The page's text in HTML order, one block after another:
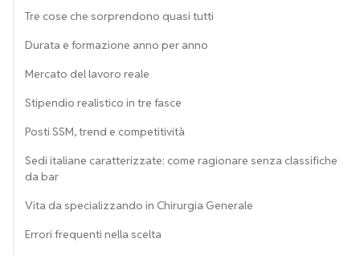
Tre cose che sorprendono quasi tutti
Durata e formazione anno per anno
Mercato del lavoro reale
Stipendio realistico in tre fasce
Posti SSM, trend e competitività
Sedi italiane caratterizzate: come ragionare senza classifiche
da bar
Vita da specializzando in Chirurgia Generale
Errori frequenti nella scelta